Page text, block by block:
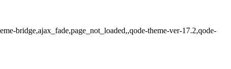
bridge,ajax_fade,page_not_loaded,,qode-theme-ver-17.2,qode-